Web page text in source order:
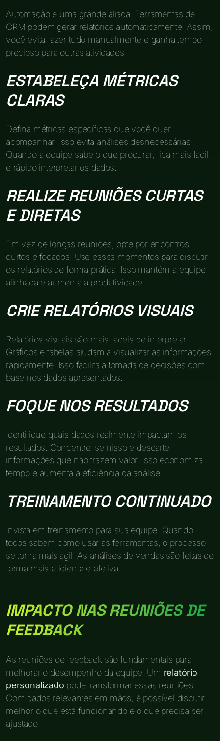
Automação é uma grande aliada. Ferramentas de
CRM podem gerar relatórios automaticamente. Assim,
você evita fazer tudo manualmente e ganha tempo
precioso para outras atividades.
ESTABELEÇA MÉTRICAS
CLARAS
Defina métricas específicas que você quer
acompanhar. Isso evita análises desnecessárias.
Quando a equipe sabe o que procurar, fica mais fácil
e rápido interpretar os dados.
REALIZE REUNIÕES CURTAS
E DIRETAS
Em vez de longas reuniões, opte por encontros
curtos e focados. Use esses momentos para discutir
os relatórios de forma prática. Isso mantém a equipe
alinhada e aumenta a produtividade.
CRIE RELATÓRIOS VISUAIS
Relatórios visuais são mais fáceis de interpretar.
Gráficos e tabelas ajudam a visualizar as informações
rapidamente. Isso facilita a tomada de decisões com
base nos dados apresentados.
FOQUE NOS RESULTADOS
Identifique quais dados realmente impactam os
resultados. Concentre-se nisso e descarte
informações que não trazem valor. Isso economiza
tempo e aumenta a eficiência da análise.
TREINAMENTO CONTINUADO
Invista em treinamento para sua equipe. Quando
todos sabem como usar as ferramentas, o processo
se torna mais ágil. As análises de vendas são feitas de
forma mais eficiente e efetiva.
IMPACTO NAS REUNIÕES DE
FEEDBACK
As reuniões de feedback são fundamentais para
melhorar o desempenho da equipe. Um relatório
personalizado pode transformar essas reuniões.
Com dados relevantes em mãos, é possível discutir
melhor o que está funcionando e o que precisa ser
ajustado.